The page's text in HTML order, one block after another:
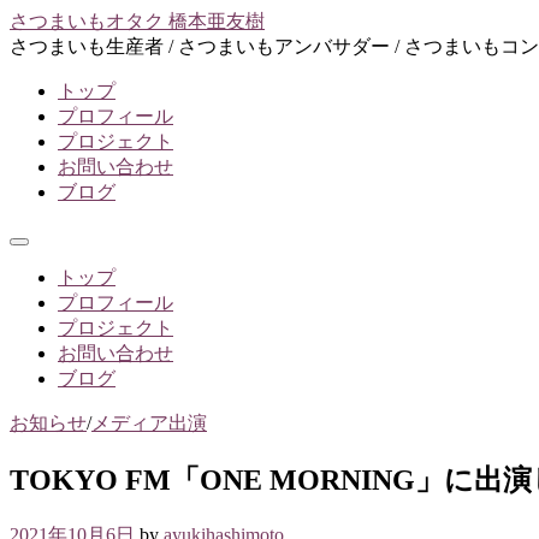
コ
ン
プ
さつまいもオタク 橋本亜友樹
さつまいも生産者 / さつまいもアンバサダー / さつまいもコ
トップ
プロフィール
プロジェクト
お問い合わせ
ブログ
メ
トップ
プロフィール
プロジェクト
お問い合わせ
ブログ
お知らせ/メディア出演
TOKYO FM「ONE MORNING」に出演
2021年10月6日 by ayukihashimoto